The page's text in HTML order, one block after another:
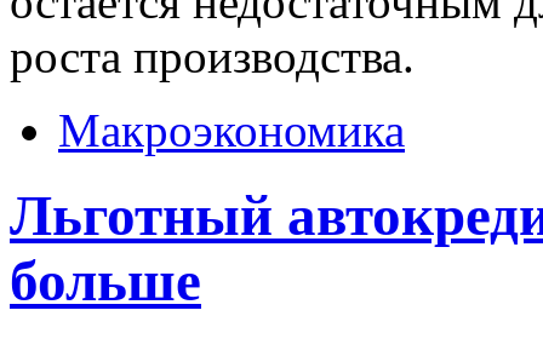
роста производства.
Макроэкономика
Льготный
больше